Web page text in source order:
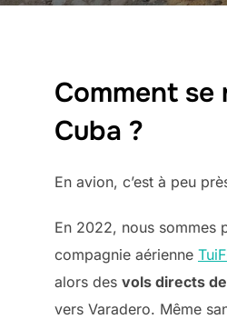
Comment se
Cuba ?
En avion, c’est à peu
En 2022, nous sommes
compagnie aérienne
alors des vols directs
vers Varadero. Même